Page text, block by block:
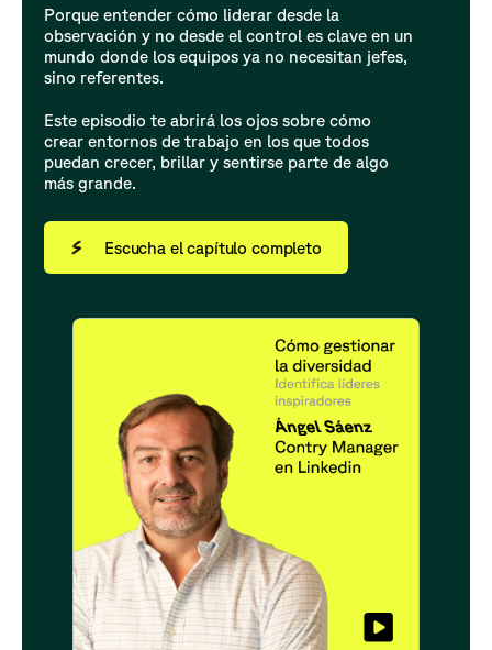
Porque entender cómo liderar desde la
observación y no desde el control es clave en un
mundo donde los equipos ya no necesitan jefes,
sino referentes.
Este episodio te abrirá los ojos sobre cómo
crear entornos de trabajo en los que todos
puedan crecer, brillar y sentirse parte de algo
más grande.
Escucha el capítulo completo